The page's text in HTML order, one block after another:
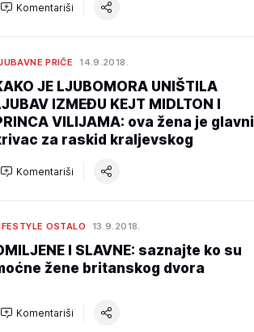
Komentariši
PRIČE 14.9.2018.
JE LJUBOMORA UNIŠTILA
IZMEĐU KEJT MIDLTON I
VILIJAMA: ova žena je glavni
za raskid kraljevskog
Komentariši
OSTALO 13.9.2018.
I SLAVNE: saznajte ko su
žene britanskog dvora
Komentariši